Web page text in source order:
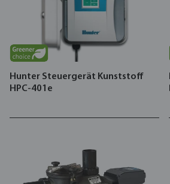
Hunter Steuergerät Kunststoff
HPC-401e